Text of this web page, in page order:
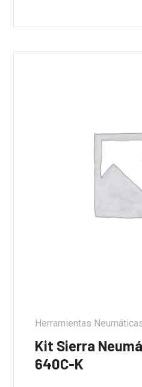
Herramientas
Kit Sierra
640C-K